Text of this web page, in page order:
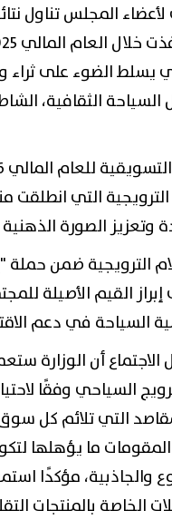
المجلس تناول
المالي 2024/2025، تحت شعار:
يسلط الضوء على ثراء
الثقافية،
الترويجية التي
وتعزيز الصورة
الترويجية ضمن
القيم الأصيلة
السياحة في دعم
أن الوزارة
السياحي وفقًا
التي تلائم كل
ما يؤهلها
والجاذبية، مؤكدًا
الخاصة بالمنتجات
أول مشاركة
شارع الفن